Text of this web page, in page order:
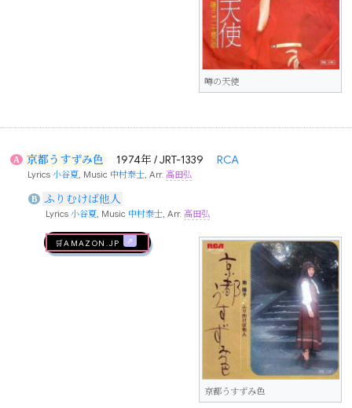
噂の天使
A 京都うすずみ色 1974年 / JRT-1339 RCA
Lyrics小谷夏, Music 中村泰士, Arr.高田弘
B ふりむけば他人
Lyrics 小谷夏, Music 中村泰士, Arr. 高田弘
京都うすずみ色
🛒AMAZON.jp